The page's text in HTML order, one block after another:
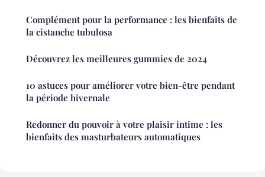
Complément pour la performance : les bienfaits de
la cistanche tubulosa
Découvrez les meilleures gummies de 2024
10 astuces pour améliorer votre bien-être pendant
la période hivernale
Redonner du pouvoir à votre plaisir intime : les
bienfaits des masturbateurs automatiques